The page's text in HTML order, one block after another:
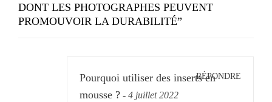
DONT LES PHOTOGRAPHES PEUVENT
PROMOUVOIR LA DURABILITÉ”
Pourquoi utiliser des inserts en
mousse ? - 4 juillet 2022
RÉPONDRE